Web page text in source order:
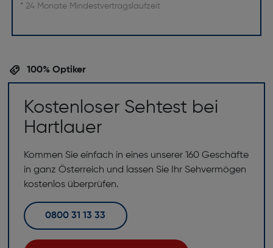
* 24 Monate Mindestvertragslaufzeit
100% Optiker
Kostenloser Sehtest bei
Hartlauer
Kommen Sie einfach in eines unserer 160 Geschäfte
in ganz Österreich und lassen Sie Ihr Sehvermögen
kostenlos überprüfen.
0800 31 13 33